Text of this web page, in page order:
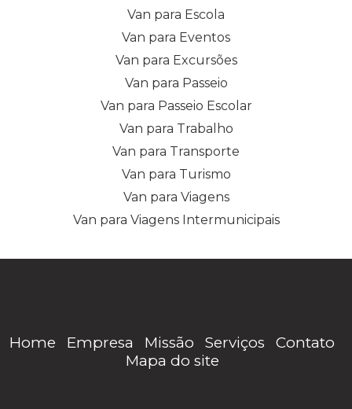
Van para Escola
Van para Eventos
Van para Excursões
Van para Passeio
Van para Passeio Escolar
Van para Trabalho
Van para Transporte
Van para Turismo
Van para Viagens
Van para Viagens Intermunicipais
Home Empresa Missão Serviços
Contato
Mapa do site